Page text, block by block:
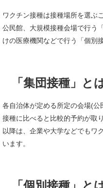
ワクチン接種は接種場所を選ぶ
公民館、大規模接種会場で行う
けの医療機関などで行う「個別
「集団接種」と
各自治体が定める所定の会場(公
接種に比べると比較的予約が取
以降は、企業や大学などでもワ
います。